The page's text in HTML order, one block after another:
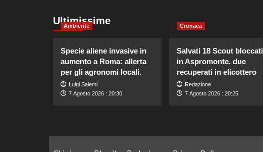
Ultimissime
Ambiente
Specie aliene invasive in
aumento a Roma: allerta
per gli agronomi locali.
Luigi Salemi
7 Agosto 2026 : 20:30
Cronaca
Salvati 18 Scout bloccati
in Aspromonte, due
recuperati in elicottero
Redazione
7 Agosto 2026 : 20:25